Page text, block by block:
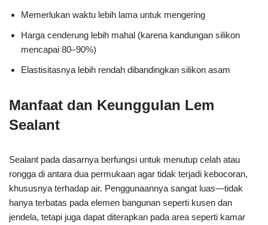
Memerlukan waktu lebih lama untuk mengering
Harga cenderung lebih mahal (karena kandungan silikon
mencapai 80–90%)
Elastisitasnya lebih rendah dibandingkan silikon asam
Manfaat dan Keunggulan Lem
Sealant
Sealant pada dasarnya berfungsi untuk menutup celah atau
rongga di antara dua permukaan agar tidak terjadi kebocoran,
khususnya terhadap air. Penggunaannya sangat luas—tidak
hanya terbatas pada elemen bangunan seperti kusen dan
jendela, tetapi juga dapat diterapkan pada area seperti kamar